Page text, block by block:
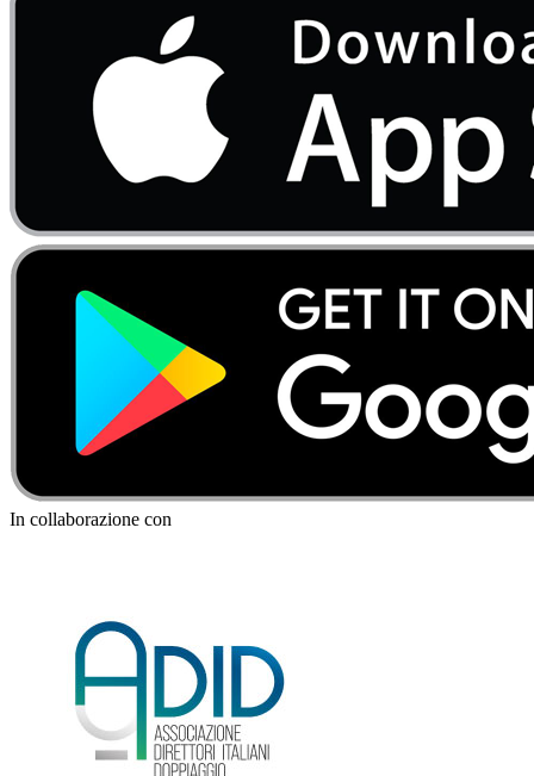
In collaborazione con